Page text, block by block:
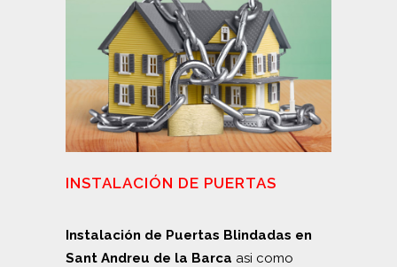
INSTALACIÓN DE PUERTAS
Instalación de Puertas Blindadas en
Sant Andreu de la Barca asi como